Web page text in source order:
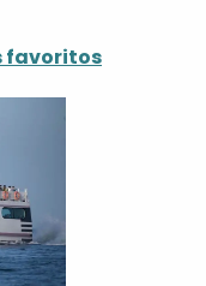
favoritos